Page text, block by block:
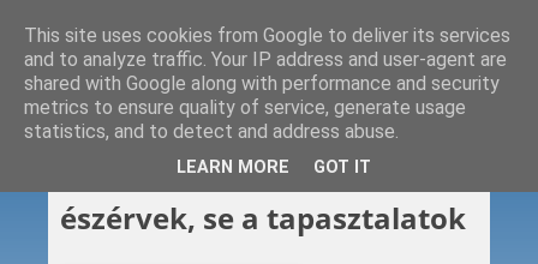
2023. 05. 26.
Ahol nem számítanak az
észérvek, se a tapasztalatok
This site uses cookies from Google to deliver its services
and to analyze traffic. Your IP address and user-agent are
shared with Google along with performance and security
metrics to ensure quality of service, generate usage
statistics, and to detect and address abuse.
LEARN MORE GOT IT